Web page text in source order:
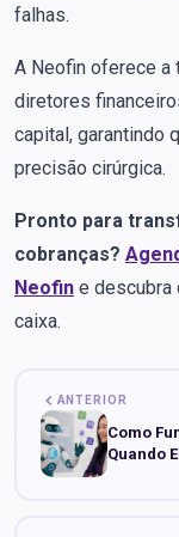
falhas.
A Neofin oferece a
diretores
capital, garantindo
precisão cirúrgica.
Pronto para
cobranças?
Neofin e descubra
caixa.
ANTERIOR
Como
Quando